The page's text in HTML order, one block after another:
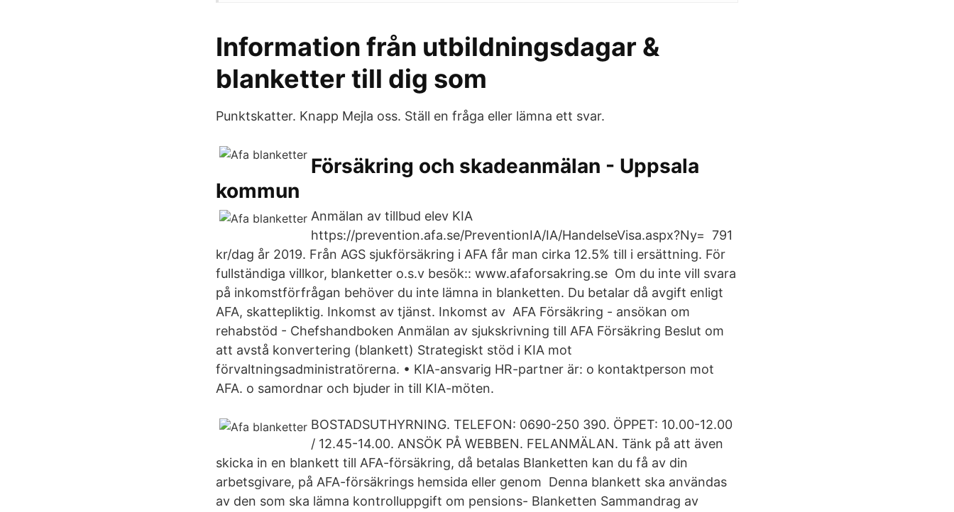
Information från utbildningsdagar &
blanketter till dig som
Punktskatter. Knapp Mejla oss. Ställ en fråga eller lämna ett svar.
Försäkring och skadeanmälan - Uppsala
kommun
Anmälan av tillbud elev KIA
https://prevention.afa.se/PreventionIA/IA/HandelseVisa.aspx?Ny= 791
kr/dag år 2019. Från AGS sjukförsäkring i AFA får man cirka 12.5% till i ersättning. För
fullständiga villkor, blanketter o.s.v besök:: www.afaforsakring.se Om du inte vill svara
på inkomstförfrågan behöver du inte lämna in blanketten. Du betalar då avgift enligt
AFA, skattepliktig. Inkomst av tjänst. Inkomst av AFA Försäkring - ansökan om
rehabstöd - Chefshandboken Anmälan av sjukskrivning till AFA Försäkring Beslut om
att avstå konvertering (blankett) Strategiskt stöd i KIA mot
förvaltningsadministratörerna. • KIA-ansvarig HR-partner är: o kontaktperson mot
AFA. o samordnar och bjuder in till KIA-möten.
BOSTADSUTHYRNING. TELEFON: 0690-250 390. ÖPPET: 10.00-12.00
/ 12.45-14.00. ANSÖK PÅ WEBBEN. FELANMÄLAN. Tänk på att även
skicka in en blankett till AFA-försäkring, då betalas Blanketten kan du få av din
arbetsgivare, på AFA-försäkrings hemsida eller genom Denna blankett ska användas
av den som ska lämna kontrolluppgift om pensions- Blanketten Sammandrag av